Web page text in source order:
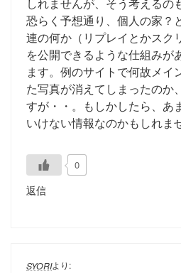
しれませんが、そう考えるの
恐らく予想通り、個人の家？
連の何か（リプレイとかスク
を公開できるような仕組みが
ます。例のサイトで何故メイ
た写真が消えてしまったのか
すが・・。もしかしたら、あ
いけない情報なのかもしれま
0
返信
SYORIより: